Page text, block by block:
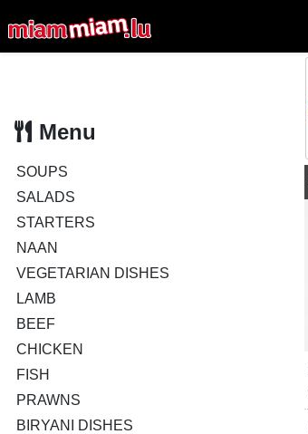
Menu
SOUPS
SALADS
STARTERS
NAAN
VEGETARIAN DISHES
LAMB
BEEF
CHICKEN
FISH
PRAWNS
BIRYANI DISHES